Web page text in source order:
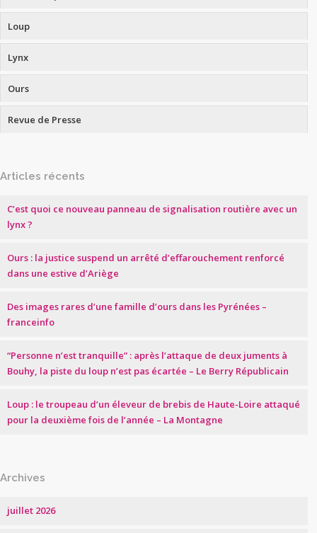
Loup
Lynx
Ours
Revue de Presse
Articles récents
C’est quoi ce nouveau panneau de signalisation routière avec un
lynx ?
Ours : la justice suspend un arrêté d’effarouchement renforcé
dans une estive d’Ariège
Des images rares d’une famille d’ours dans les Pyrénées –
franceinfo
“Personne n’est tranquille” : après l’attaque de deux juments à
Bouhy, la piste du loup n’est pas écartée – Le Berry Républicain
Loup : le troupeau d’un éleveur de brebis de Haute-Loire attaqué
pour la deuxième fois de l’année – La Montagne
Archives
juillet 2026